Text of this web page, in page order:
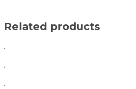
Related products
.
.
.